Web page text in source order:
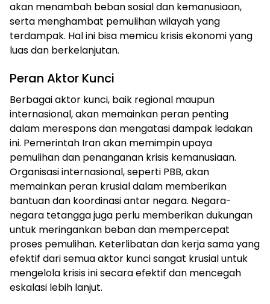
akan menambah beban sosial dan kemanusiaan,
serta menghambat pemulihan wilayah yang
terdampak. Hal ini bisa memicu krisis ekonomi yang
luas dan berkelanjutan.
Peran Aktor Kunci
Berbagai aktor kunci, baik regional maupun
internasional, akan memainkan peran penting
dalam merespons dan mengatasi dampak ledakan
ini. Pemerintah Iran akan memimpin upaya
pemulihan dan penanganan krisis kemanusiaan.
Organisasi internasional, seperti PBB, akan
memainkan peran krusial dalam memberikan
bantuan dan koordinasi antar negara. Negara-
negara tetangga juga perlu memberikan dukungan
untuk meringankan beban dan mempercepat
proses pemulihan. Keterlibatan dan kerja sama yang
efektif dari semua aktor kunci sangat krusial untuk
mengelola krisis ini secara efektif dan mencegah
eskalasi lebih lanjut.